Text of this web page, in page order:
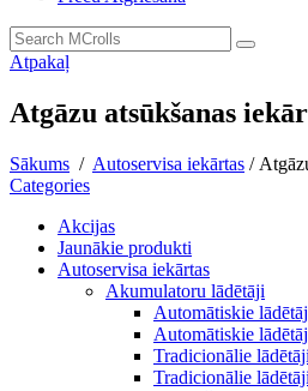
Atpakaļ
Atgāzu atsūkšanas
Sākums / Autoservisa iekārtas /
Categories
Akcijas
Jaunākie produkti
Autoservisa iekārtas
Akumulatoru lādētāji
Automātiskie
Automātiskie
Tradicionālie lādētāji
Tradicionālie